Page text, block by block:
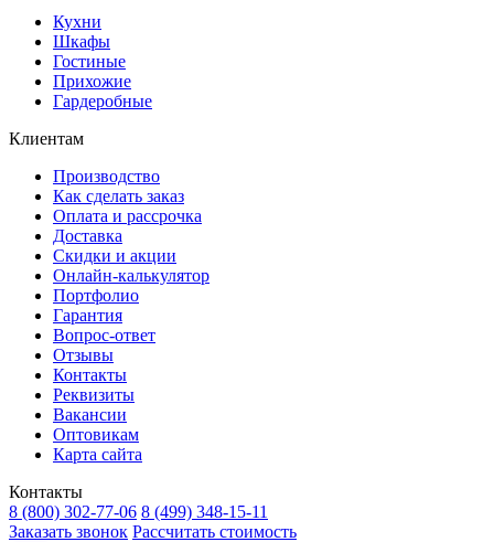
Кухни
Шкафы
Гостиные
Прихожие
Гардеробные
Клиентам
Производство
Как сделать заказ
Оплата и рассрочка
Доставка
Скидки и акции
Онлайн-калькулятор
Портфолио
Гарантия
Вопрос-ответ
Отзывы
Контакты
Реквизиты
Вакансии
Оптовикам
Карта сайта
Контакты
8 (800) 302-77-06 8 (499) 348-15-11
Заказать звонок Рассчитать стоимость